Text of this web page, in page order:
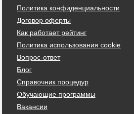
Политика конфиденциальности
Договор оферты
Как работает рейтинг
Политика использования cookie
Вопрос-ответ
Блог
Справочник процедур
Обучающие программы
Вакансии